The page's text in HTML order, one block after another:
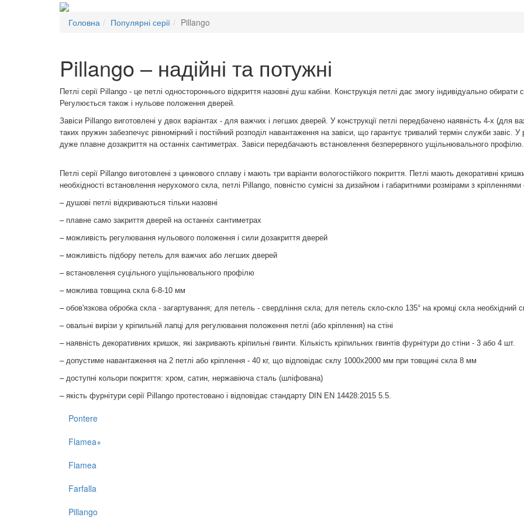
Головна Популярні серії Pillango
Pillango – надійні та потужні
Петлі серії Pillango - це петлі одностороннього відкриття назовні душ кабіни. Конструкція петлі дає змогу індивідуально
Регулюється також і нульове положення дверей.
Завіси Pillango виготовлені у двох варіантах - для важчих і легших дверей. У конструкції петлі передбачено наявність 4-х
таких пружин забезпечує рівномірний і постійний розподіл навантаження на завіси, що гарантує тривалий термін служби завіс.
дуже плавне дозакриття на останніх сантиметрах. Завіси передбачають встановлення безперервного ущільнювального профілю.
Петлі серії Pillango виготовлені з цинкового сплаву і мають три варіанти вологостійкого покриття. Петлі мають декоративні
необхідності встановлення нерухомого скла, петлі Pillango, повністю сумісні за дизайном і габаритними розмірами з кріпленнями
–душові петлі відкриваються тільки назовні
–плавне само закриття дверей на останніх сантиметрах
–можливість регулювання нульового положення і сили дозакриття дверей
–можливість підбору петель для важчих або легших дверей
–встановлення суцільного ущільнювального профілю
–можлива товщина скла 6-8-10 мм
–обов'язкова обробка скла - загартування; для петель - свердління скла; для петель скло-скло 135° на кромці скла необхідний
–овальні вирізи у кріпильній лапці для регулювання положення петлі (або кріплення) на стіні
–наявність декоративних кришок, які закривають кріпильні гвинти. Кількість кріпильних гвинтів фурнітури до стіни - 3 або 4 шт.
–допустиме навантаження на 2 петлі або кріплення - 40 кг, що відповідає склу 1000х2000 мм при товщині скла 8 мм
–доступні кольори покриття: хром, сатин, нержавіюча сталь (шліфована)
–якість фурнітури серії Pillango протестовано і відповідає стандарту DIN EN 14428:2015 5.5.
Pontere
Flamea+
Flamea
Farfalla
Pillango